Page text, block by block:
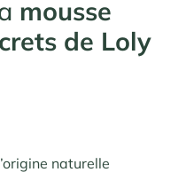
mousse
de Loly
naturelle